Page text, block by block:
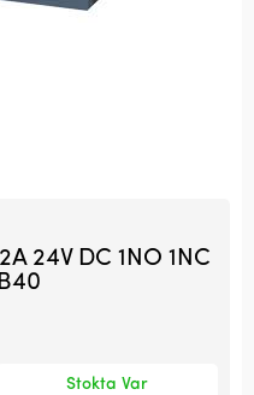
24V DC 1NO 1NC
Stokta Var